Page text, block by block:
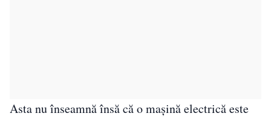
Asta nu înseamnă însă că o mașină electrică este